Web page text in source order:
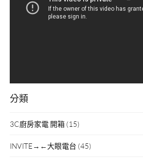
分類
3C廚房家電 開箱 (15)
INVITE→←大眼電台 (45)